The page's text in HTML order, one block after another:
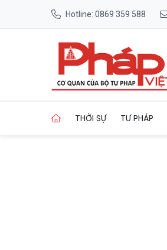
Hotline: 0869 359 588
THỜI SỰ TƯ PHÁP